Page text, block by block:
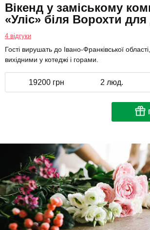
Вікенд у заміському
«Уліс» біля Ворохти
4 відгуки
Гості вирушать до Івано-Франківської
вихідними у котеджі і горами.
19200 грн 2 люд.